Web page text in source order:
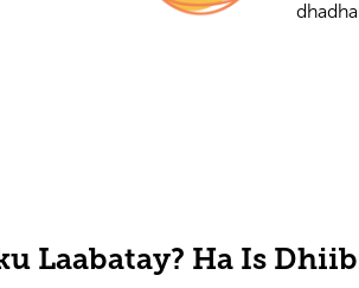
Laabatay? Ha Is